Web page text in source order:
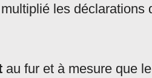
les déclarations
au fur et à mesure que